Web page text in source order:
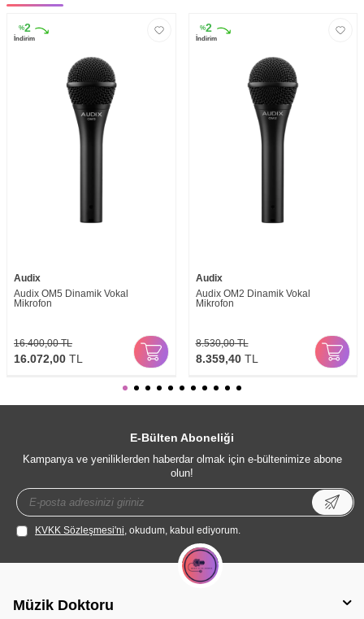
%2
İndirim
Audix
Audix OM5 Dinamik Vokal
Mikrofon
16.400,00TL
16.072,00 TL
%2
İndirim
Audix
Audix OM2 Dinamik Vokal
Mikrofon
8.530,00TL
8.359,40TL
E-Bülten Aboneliği
Kampanya ve yeniliklerden haberdar olmak için e-bültenimize abone
olun!
KVKK Sözleşmesi'ni, okudum, kabul ediyorum.
Müzik Doktoru